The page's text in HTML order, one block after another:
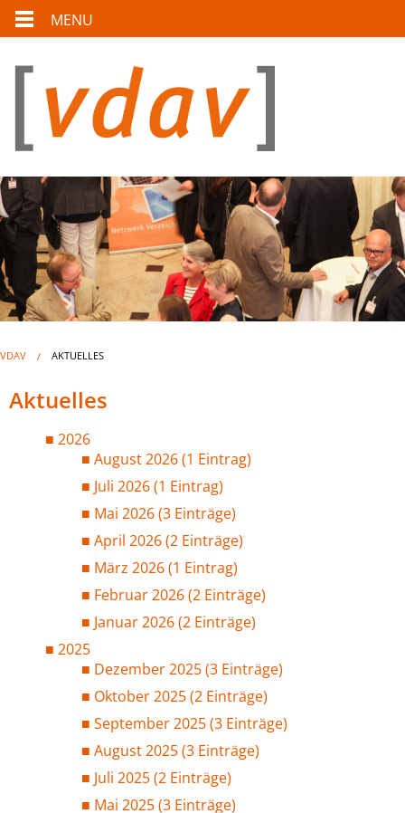
MENU
VDAV AKTUELLES
Aktuelles
2026
August 2026 (1 Eintrag)
Juli 2026 (1 Eintrag)
Mai 2026 (3 Einträge)
April 2026 (2 Einträge)
März 2026 (1 Eintrag)
Februar 2026 (2 Einträge)
Januar 2026 (2 Einträge)
2025
Dezember 2025 (3 Einträge)
Oktober 2025 (2 Einträge)
September 2025 (3 Einträge)
August 2025 (3 Einträge)
Juli 2025 (2 Einträge)
Mai 2025 (3 Einträge)